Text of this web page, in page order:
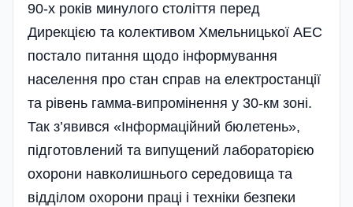
90-х років минулого століття перед
Дирекцією та колективом Хмельницької АЕС
постало питання щодо інформування
населення про стан справ на електростанції
та рівень гамма-випромінення у 30-км зоні.
Так з’явився «Інформаційний бюлетень»,
підготовлений та випущений лабораторією
охорони навколишнього середовища та
відділом охорони праці і техніки безпеки